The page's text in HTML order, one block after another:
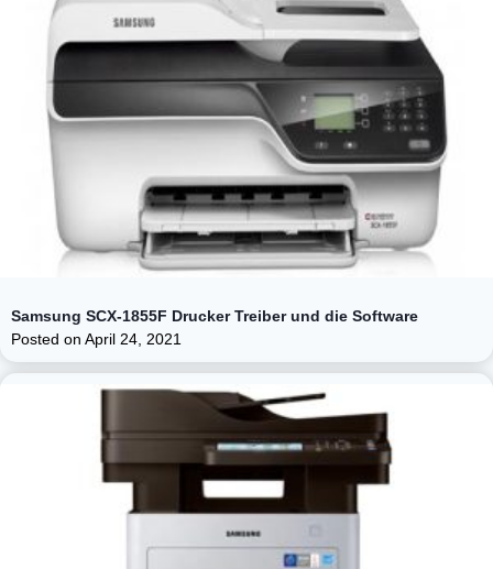
Samsung SCX-1855F Drucker Treiber und die Software
Posted on April 24, 2021